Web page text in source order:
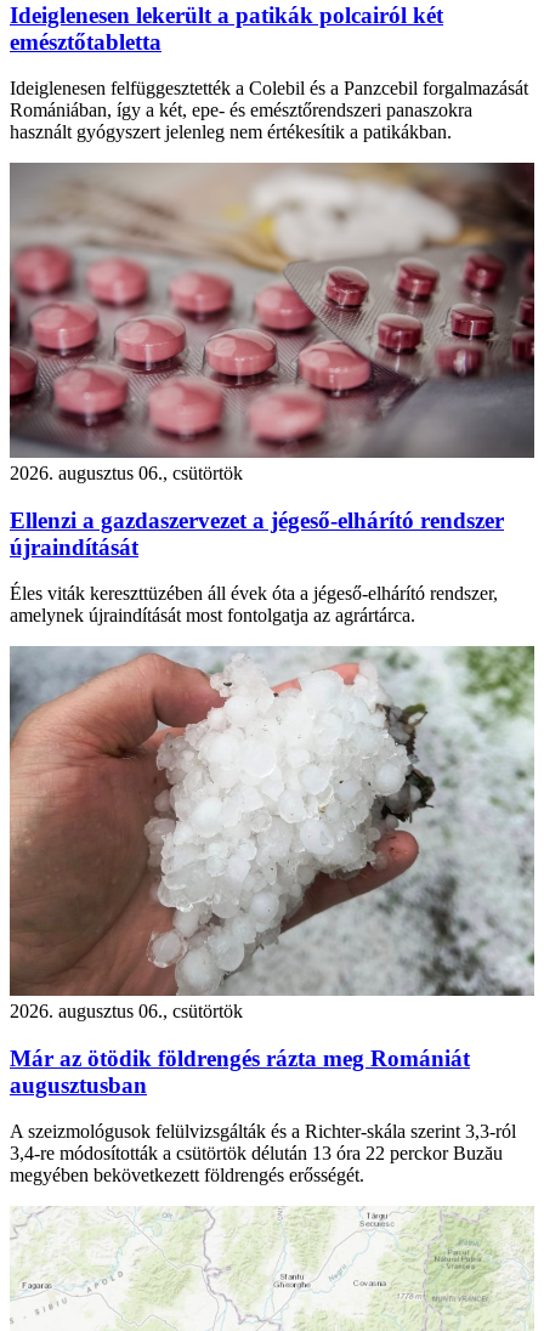
Ideiglenesen lekerült a patikák polcairól két
emésztőtabletta
Ideiglenesen felfüggesztették a Colebil és a Panzcebil forgalmazását
Romániában, így a két, epe- és emésztőrendszeri panaszokra
használt gyógyszert jelenleg nem értékesítik a patikákban.
2026. augusztus 06., csütörtök
Ellenzi a gazdaszervezet a jégeső-elhárító rendszer
újraindítását
Éles viták kereszttüzében áll évek óta a jégeső-elhárító rendszer,
amelynek újraindítását most fontolgatja az agrártárca.
2026. augusztus 06., csütörtök
Már az ötödik földrengés rázta meg Romániát
augusztusban
A szeizmológusok felülvizsgálták és a Richter-skála szerint 3,3-ról
3,4-re módosították a csütörtök délután 13 óra 22 perckor Buzău
megyében bekövetkezett földrengés erősségét.